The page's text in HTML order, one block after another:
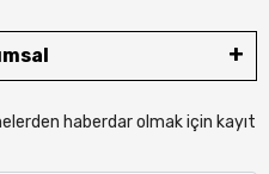
haberdar olmak için kayıt